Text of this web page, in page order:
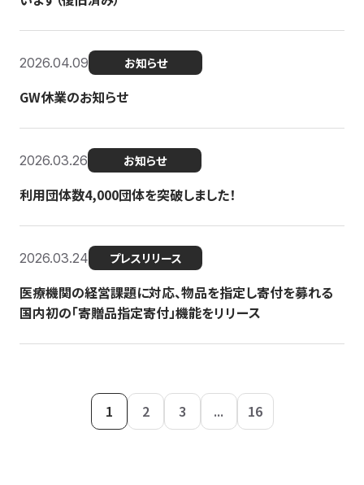
2026.04.09 お知らせ
GW休業のお知らせ
2026.03.26 お知らせ
利用団体数4,000団体を突破しました！
2026.03.24 プレスリリース
医療機関の経営課題に対応、物品を指定し寄付を募れる
国内初の「寄贈品指定寄付」機能をリリース
1 2 3 ... 16